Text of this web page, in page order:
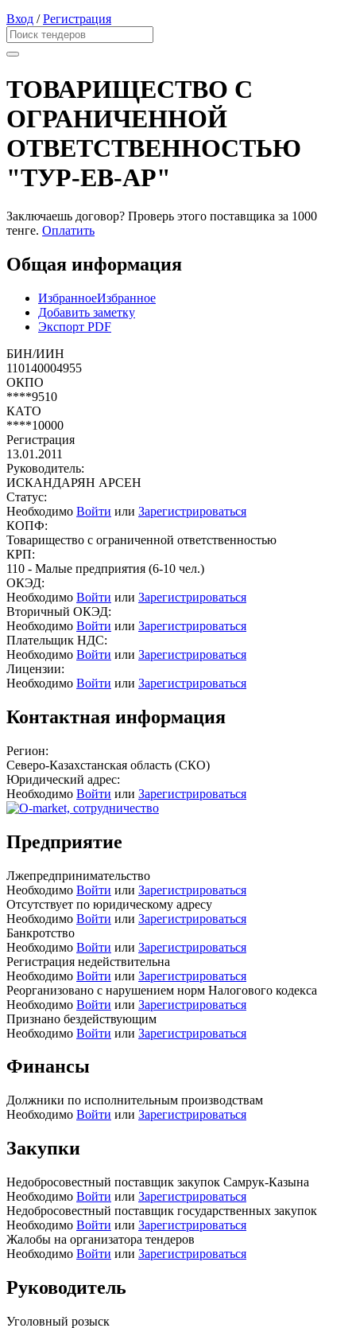
Вход /Регистрация
ТОВАРИЩЕСТВО С
ОГРАНИЧЕННОЙ
ОТВЕТСТВЕННОСТЬЮ
"ТУР-ЕВ-АР"
Заключаешь договор? Проверь этого поставщика за 1000
тенге. Оплатить
Общая информация
ИзбранноеИзбранное
Добавить заметку
Экспорт PDF
БИН/ИИН
110140004955
ОКПО
****9510
КАТО
****10000
Регистрация
13.01.2011
Руководитель:
ИСКАНДАРЯН АРСЕН
Статус:
Необходимо Войти или Зарегистрироваться
КОПФ:
Товарищество с ограниченной ответственностью
КРП:
110 - Малые предприятия (6-10 чел.)
ОКЭД:
Необходимо Войти или Зарегистрироваться
Вторичный ОКЭД:
Необходимо Войти или Зарегистрироваться
Плательщик НДС:
Необходимо Войти или Зарегистрироваться
Лицензии:
Необходимо Войти или Зарегистрироваться
Контактная информация
Регион:
Северо-Казахстанская область (СКО)
Юридический адрес:
Необходимо Войти или Зарегистрироваться
Предприятие
Лжепредпринимательство
Необходимо Войти или Зарегистрироваться
Отсутствует по юридическому адресу
Необходимо Войти или Зарегистрироваться
Банкротство
Необходимо Войти или Зарегистрироваться
Регистрация недействительна
Необходимо Войти или Зарегистрироваться
Реорганизовано с нарушением норм Налогового кодекса
Необходимо Войти или Зарегистрироваться
Признано бездействующим
Необходимо Войти или Зарегистрироваться
Финансы
Должники по исполнительным производствам
Необходимо Войти или Зарегистрироваться
Закупки
Недобросовестный поставщик закупок Самрук-Казына
Необходимо Войти или Зарегистрироваться
Недобросовестный поставщик государственных закупок
Необходимо Войти или Зарегистрироваться
Жалобы на организатора тендеров
Необходимо Войти или Зарегистрироваться
Руководитель
Уголовный розыск